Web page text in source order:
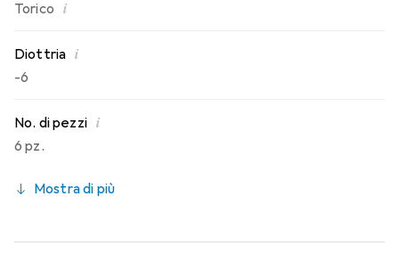
Torico i
Diottria i
-6
No. di pezzi i
6 pz.
Mostra di più